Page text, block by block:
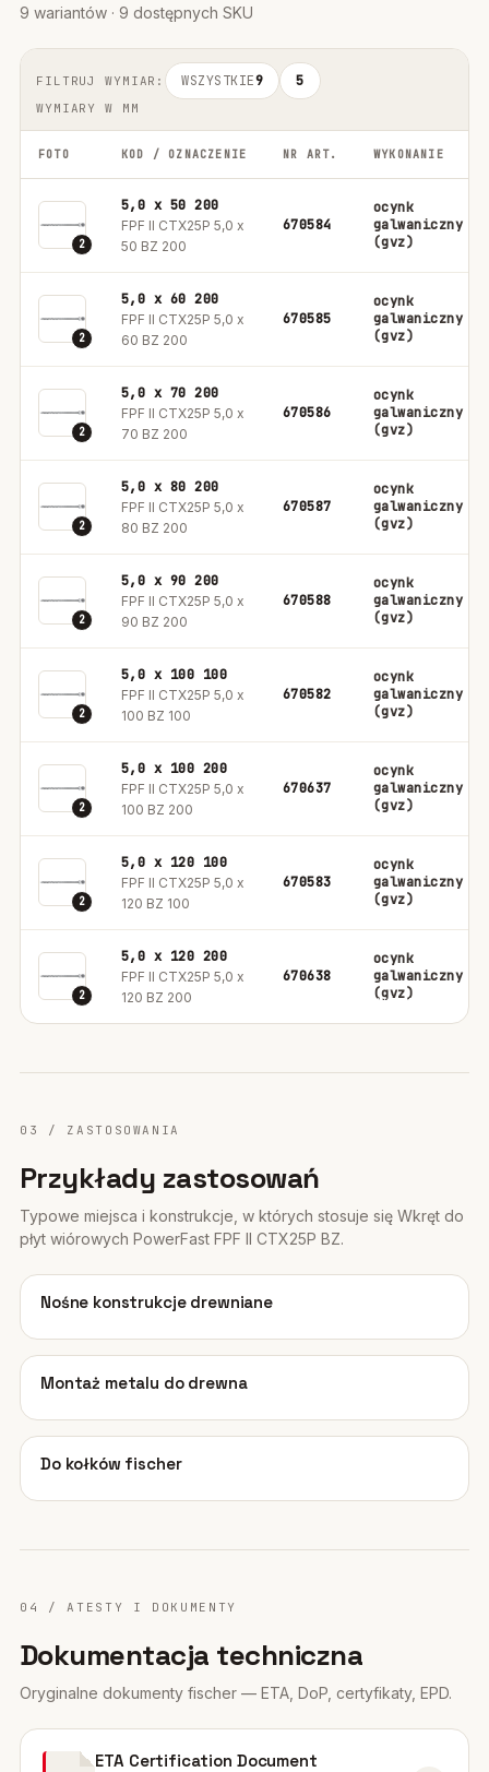
9 wariantów · 9 dostępnych SKU
FILTRUJ WYMIAR: WSZYSTKIE9 5
WYMIARY W MM
FOTO KOD / OZNACZENIE NR ART. WYKONANIE
2
5,0 x 50 200
FPF II CTX25P 5,0 x
50 BZ 200
670584
ocynk
galwaniczny
(gvz)
2
5,0 x 60 200
FPF II CTX25P 5,0 x
60 BZ 200
670585
ocynk
galwaniczny
(gvz)
2
5,0 x 70 200
FPF II CTX25P 5,0 x
70 BZ 200
670586
ocynk
galwaniczny
(gvz)
2
5,0 x 80 200
FPF II CTX25P 5,0 x
80 BZ 200
670587
ocynk
galwaniczny
(gvz)
2
5,0 x 90 200
FPF II CTX25P 5,0 x
90 BZ 200
670588
ocynk
galwaniczny
(gvz)
2
5,0 x 100 100
FPF II CTX25P 5,0 x
100 BZ 100
670582
ocynk
galwaniczny
(gvz)
2
5,0 x 100 200
FPF II CTX25P 5,0 x
100 BZ 200
670637
ocynk
galwaniczny
(gvz)
2
5,0 x 120 100
FPF II CTX25P 5,0 x
120 BZ 100
670583
ocynk
galwaniczny
(gvz)
2
5,0 x 120 200
FPF II CTX25P 5,0 x
120 BZ 200
670638
ocynk
galwaniczny
(gvz)
03 / ZASTOSOWANIA
Przykłady zastosowań
Typowe miejsca i konstrukcje, w których stosuje się Wkręt do
płyt wiórowych PowerFast FPF II CTX25P BZ.
01
Nośne konstrukcje drewniane
02
Montaż metalu do drewna
03
Do kołków fischer
04 / ATESTY I DOKUMENTY
Dokumentacja techniczna
Oryginalne dokumenty fischer — ETA, DoP, certyfikaty, EPD.
ETA Certification Document